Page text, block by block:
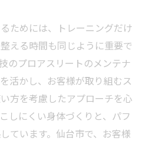
ためには、トレーニングだけ
える時間も同じように重要で
のプロアスリートのメンテナ
活かし、お客様が取り組むス
方を考慮したアプローチを心
しにくい身体づくりと、パフ
ています。仙台市で、お客様